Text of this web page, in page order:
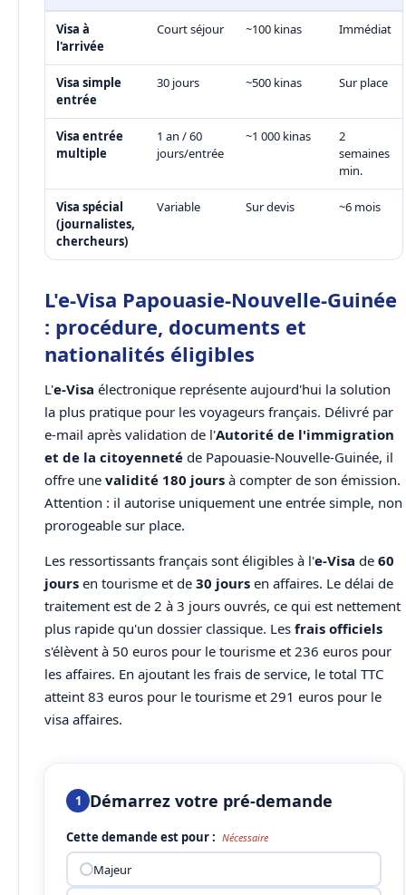
Visa à
l'arrivée
Court séjour ~100 kinas Immédiat
Visa simple
entrée
30 jours ~500 kinas Sur place
Visa entrée
multiple
1 an / 60
jours/entrée
~1 000 kinas
2
semaines
min.
Visa spécial
(journalistes,
chercheurs)
Variable Sur devis ~6 mois
L'e-Visa Papouasie-Nouvelle-Guinée
: procédure, documents et
nationalités éligibles
L'e-Visa électronique représente aujourd'hui la solution
la plus pratique pour les voyageurs français. Délivré par
e-mail après validation de l'Autorité de l'immigration
et de la citoyenneté de Papouasie-Nouvelle-Guinée, il
offre une validité 180 jours à compter de son émission.
Attention : il autorise uniquement une entrée simple, non
prorogeable sur place.
Les ressortissants français sont éligibles à l'e-Visa de 60
jours en tourisme et de 30 jours en affaires. Le délai de
traitement est de 2 à 3 jours ouvrés, ce qui est nettement
plus rapide qu'un dossier classique. Les frais officiels
s'élèvent à 50 euros pour le tourisme et 236 euros pour
les affaires. En ajoutant les frais de service, le total TTC
atteint 83 euros pour le tourisme et 291 euros pour le
visa affaires.
1 Démarrez votre pré-demande
Cette demande est pour : Nécessaire
Majeur